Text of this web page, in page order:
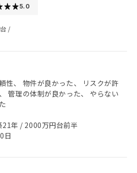
5.0
/
性、 物件が良かった、 リスクが許
管理の体制が良かった、 やらない
年 / 2000万円台前半
日